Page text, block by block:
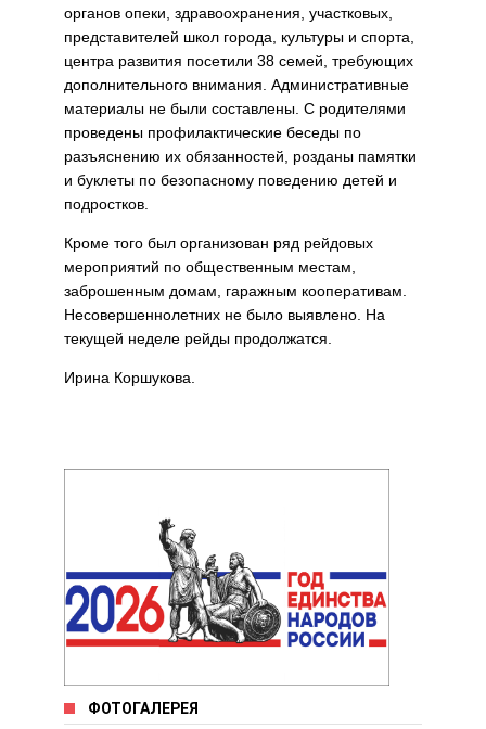
органов опеки, здравоохранения, участковых,
представителей школ города, культуры и спорта,
центра развития посетили 38 семей, требующих
дополнительного внимания. Административные
материалы не были составлены. С родителями
проведены профилактические беседы по
разъяснению их обязанностей, розданы памятки
и буклеты по безопасному поведению детей и
подростков.
Кроме того был организован ряд рейдовых
мероприятий по общественным местам,
заброшенным домам, гаражным кооперативам.
Несовершеннолетних не было выявлено. На
текущей неделе рейды продолжатся.
Ирина Коршукова.
ФОТОГАЛЕРЕЯ